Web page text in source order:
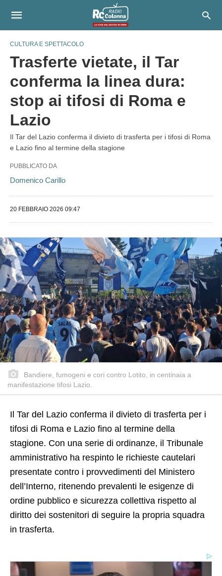
CULTURA E SPETTACOLO
Trasferte vietate, il Tar
conferma la linea dura:
stop ai tifosi di Roma e
Lazio
Il Tar del Lazio conferma il divieto di trasferta per i tifosi di Roma
e Lazio fino al termine della stagione
PUBBLICATO DA
Domenico Carillo
20 FEBBRAIO 2026 09:47
Bandiere, fumogeni e cori contro Lotito, in centinaia a
manifestazione tifosi Lazio.
Il Tar del Lazio conferma il divieto di trasferta per i
tifosi di Roma e Lazio fino al termine della
stagione. Con una serie di ordinanze, il Tribunale
amministrativo ha respinto le richieste cautelari
presentate contro i provvedimenti del Ministero
dell’Interno, ritenendo prevalenti le esigenze di
ordine pubblico e sicurezza collettiva rispetto al
diritto dei sostenitori di seguire la propria squadra
in trasferta.